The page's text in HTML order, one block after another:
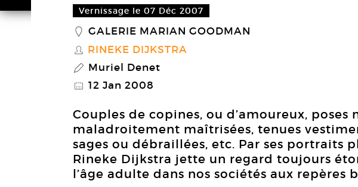
Vernissage le 07 Déc 2007
_ GALERIE MARIAN GOODMAN
S RINEKE DIJKSTRA
P Muriel Denet
@ 12 Jan 2008
Couples de copines, ou d’amoureux, poses
maladroitement maîtrisées, tenues
sages ou débraillées, etc. Par ses portraits
Rineke Dijkstra jette un regard toujours
l’âge adulte dans nos sociétés aux repères